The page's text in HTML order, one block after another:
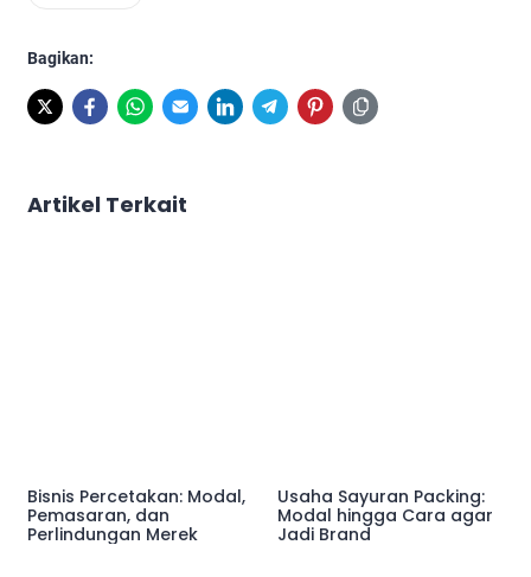
Bagikan:
Artikel Terkait
Bisnis Percetakan: Modal,
Pemasaran, dan
Perlindungan Merek
Usaha Sayuran Packing:
Modal hingga Cara agar
Jadi Brand